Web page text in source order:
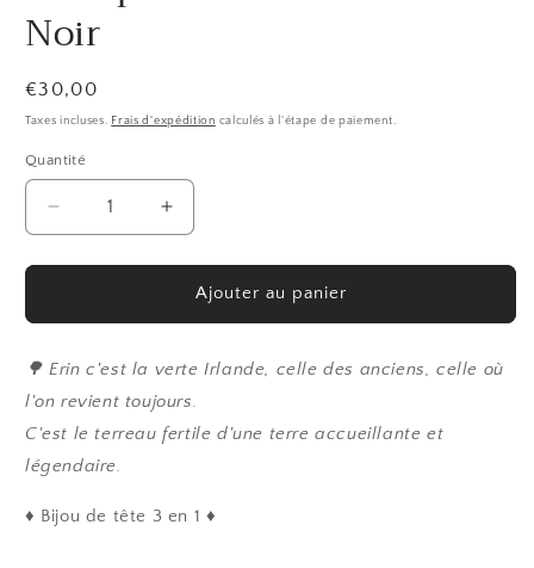
Noir
Prix
habituel
€30,00
Taxes incluses. Frais d'expédition calculés à l'étape de paiement.
Quantité
Quantité
Réduire
la
quantité
Elfique
Celtique
Bronze
Noir
Augmenter
la
quantité
Elfique
Bronze
Ajouter au panier
🌳 Erin c'est la verte Irlande, celle des anciens, celle où
l'on revient toujours.
C'est le terreau fertile d'une terre accueillante et
légendaire.
♦ Bijou de tête 3 en 1 ♦